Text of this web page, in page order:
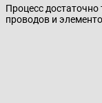
Процесс
проводов и